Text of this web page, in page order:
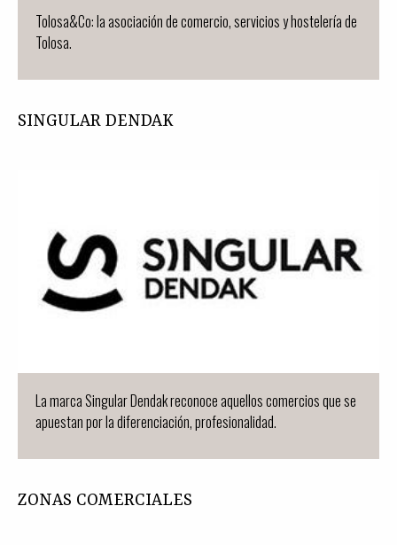
Tolosa&Co: la asociación de comercio, servicios y hostelería de
Tolosa.
SINGULAR DENDAK
La marca Singular Dendak reconoce aquellos comercios que se
apuestan por la diferenciación, profesionalidad.
ZONAS COMERCIALES